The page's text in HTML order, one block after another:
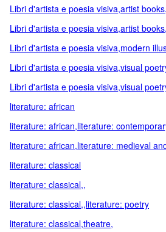
Libri d'artista e poesia visiva,artist
Libri d'artista e poesia visiva,artist
Libri d'artista e poesia visiva,modern
Libri d'artista e poesia visiva,visual
Libri d'artista e poesia visiva,visual
literature: african
literature: african,literature:
literature: african,literature: medieval
literature: classical
literature: classical,,
literature: classical,,literature: poetry
literature: classical,theatre,